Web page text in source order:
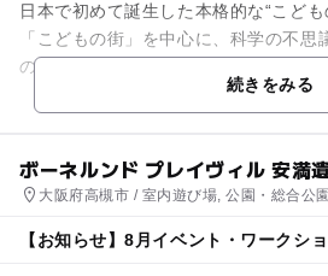
日本で初めて誕生した本格的な“こども
「こどもの街」を中心に、科学の不思
の出会い等、遊びながら学べる展示物
続きをみる
ボーネルンド プレイヴィル 安満
大阪府高槻市 / 室内遊び場, 公園・総合公園
【お知らせ】8月イベント・ワークシ